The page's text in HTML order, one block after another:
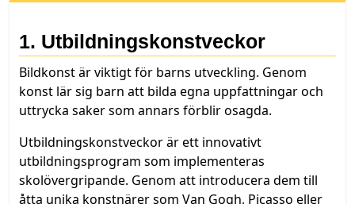
1. Utbildningskonstveckor
Bildkonst är viktigt för barns utveckling. Genom
konst lär sig barn att bilda egna uppfattningar och
uttrycka saker som annars förblir osagda.
Utbildningskonstveckor är ett innovativt
utbildningsprogram som implementeras
skolövergripande. Genom att introducera dem till
åtta unika konstnärer som Van Gogh, Picasso eller